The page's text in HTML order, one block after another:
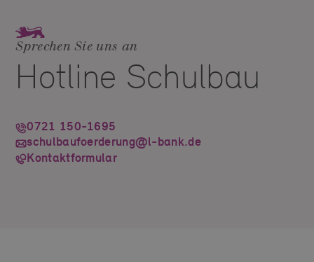
Sprechen Sie uns an
Hotline Schulbau
0721 150-1695
schulbaufoerderung@l-bank.de
Kontaktformular